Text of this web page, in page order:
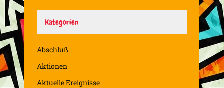
Kategorien
Abschluß
Aktionen
Aktuelle Ereignisse